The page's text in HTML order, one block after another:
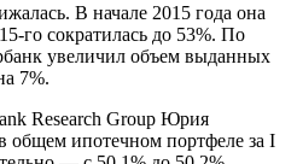
В начале 2015 года она
го сократилась до 53%. По
увеличил объем выданных
7%.
Research Group Юрия
общем ипотечном портфеле за I